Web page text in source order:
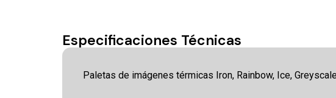
Especificaciones Técnicas
Paletas de imágenes térmicas Iron, Rainbow, Ice,